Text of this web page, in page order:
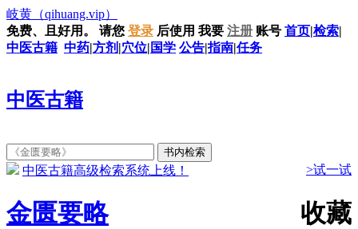
岐黄 （qihuang.vip）
免费、且好用。
请您 登录 后使用 我要 注册 账号 首页|检索|
中医古籍 中药|方剂 |穴位| 国学 公告|指南|任务
中医古籍
中医古籍高级检索系统上线！ >试一试
金匮要略 收藏